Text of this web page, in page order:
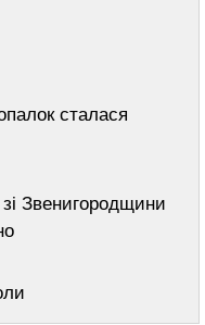
сталася
Звенигородщини